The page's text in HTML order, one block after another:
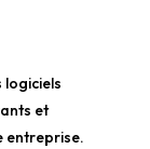
logiciels
et
entreprise.